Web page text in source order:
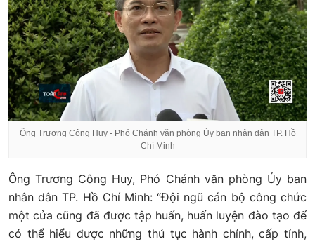
Ông Trương Công Huy - Phó Chánh văn phòng Ủy ban nhân dân TP. Hồ
Chí Minh
Ông Trương Công Huy, Phó Chánh văn phòng Ủy ban
nhân dân TP. Hồ Chí Minh: “Đội ngũ cán bộ công chức
một cửa cũng đã được tập huấn, huấn luyện đào tạo để
có thể hiểu được những thủ tục hành chính, cấp tỉnh,